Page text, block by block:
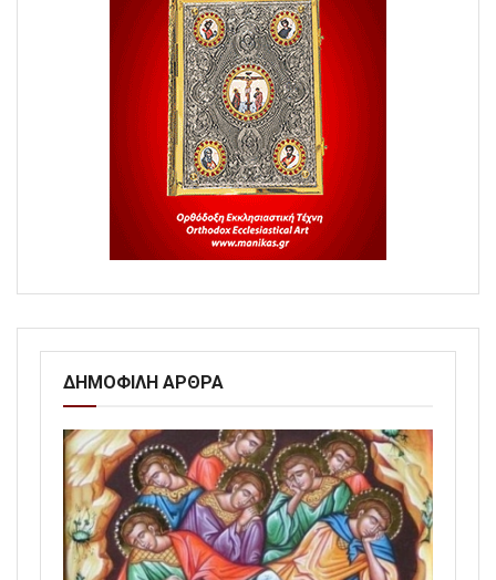
ΔΗΜΟΦΙΛΗ ΑΡΘΡΑ